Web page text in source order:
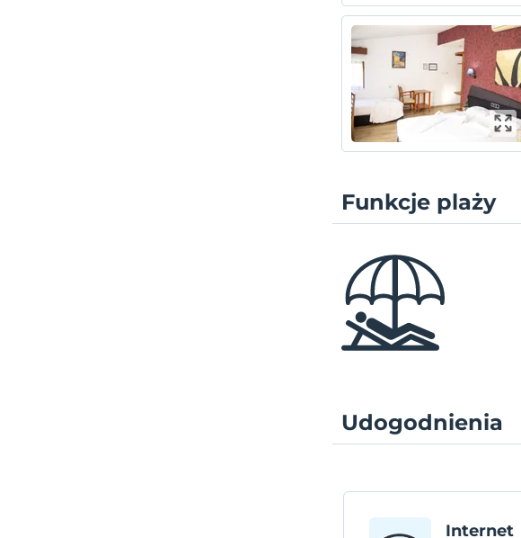
Funkcje plaży
Udogodnienia
Internet